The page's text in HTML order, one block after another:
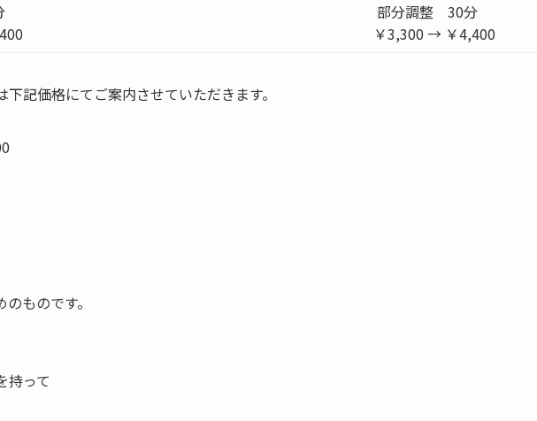
部分調整 30分
￥3,300 → ￥4,400
記価格にてご案内させていただきます。
ものです。
持って